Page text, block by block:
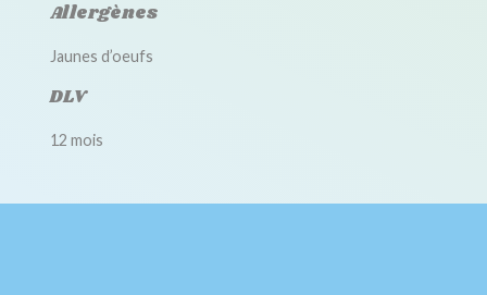
Allergènes
Jaunes d’oeufs
DLV
12 mois